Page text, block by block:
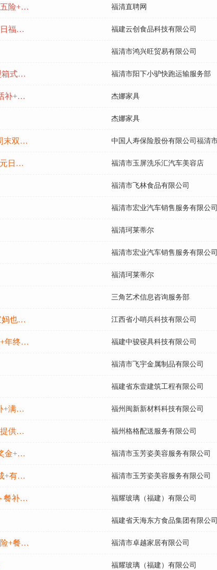
快速入职 电话客服（帮企业招聘+五险+周末双休） 福清直聘网
快速入职 销售代表（包吃包住+节日福利+晋升空间） 福建云创食品科技有限公司
福清市鸿兴旺贸易有限公司
快速入职 配送司机（C1+自带小型箱式货车+计件结算） 福清市阳下小驴快跑运输服务部
快速入职 销售员（五险+绩效+餐话补+加班补助） 杰娜家具
杰娜家具
急招人 综合金融财务规划主管（周末双休）
急招人 滴滴轻快司机（两小时140元日结） 福清市玉屏洗乐汇汽车美容店
福清市飞林食品有限公司
福清市宏业汽车销售服务有限公司
福清珂莱蒂尔
福清市宏业汽车销售服务有限公司
福清珂莱蒂尔
三角艺术信息咨询服务部
急招人 临时工（顺丰仓库170/天宝妈也可以） 江西省小哨兵科技有限公司
急招人 导购员（绩效奖金+工作餐+年终奖+节日福利） 福建中骏寝具科技有限公司
福清市飞宇金属制品有限公司
福建省东壹建筑工程有限公司
急招人 两班倒机台普工（餐补房补+满勤奖+绩效奖+节日福利） 福州闽新新材料科技有限公司
急招人 宏路区外卖员（提供住宿+提供车+多劳多得+有师傅带） 福州格格配送服务有限公司
急招人 美容学徒（底薪+提成+有奖金+节日福利） 福清市玉芳姿美容服务有限公司
急招人 美容师（有经验+底薪+提成+有奖金+节日福利） 福清市玉芳姿美容服务有限公司
急招人 生产主控储备（五险一金＋餐补＋房补＋晋升空间） 福耀玻璃（福建）有限公司
福建省天海东方食品集团有限公司
急招人 导购（月保底无责4000+五险+餐补+年终奖） 福清市卓越家居有限公司
福耀玻璃（福建）有限公司